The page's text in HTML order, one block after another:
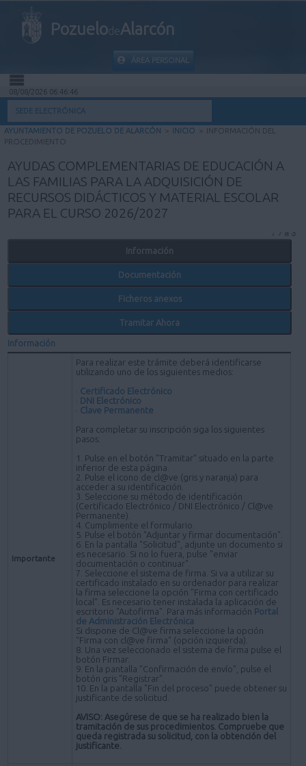
PozuelodeAlarcón
ÁREA PERSONAL
INICIO
INFORMACIÓN PÚBLICA
MI CARPETA
INFORMACIÓN MUNICIPAL
AYUDA
08/08/2026 06:46:46
SEDE ELECTRÓNICA
AYUNTAMIENTO DE POZUELO DE ALARCÓN > INICIO > INFORMACIÓN DEL
PROCEDIMIENTO
AYUDAS COMPLEMENTARIAS DE EDUCACIÓN A
LAS FAMILIAS PARA LA ADQUISICIÓN DE
RECURSOS DIDÁCTICOS Y MATERIAL ESCOLAR
PARA EL CURSO 2026/2027
Información
Documentación
Ficheros anexos
Tramitar Ahora
Información
Importante
Para realizar este trámite deberá identificarse
utilizando uno de los siguientes medios:
· Certificado Electrónico
· DNI Electrónico
· Clave Permanente
Para completar su inscripción siga los siguientes
pasos:
1. Pulse en el botón "Tramitar" situado en la parte
inferior de esta página.
2. Pulse el icono de cl@ve (gris y naranja) para
acceder a su identificación.
3. Seleccione su método de identificación
(Certificado Electrónico / DNI Electrónico / Cl@ve
Permanente).
4. Cumplimente el formulario.
5. Pulse el botón "Adjuntar y firmar documentación".
6. En la pantalla "Solicitud", adjunte un documento si
es necesario. Si no lo fuera, pulse "enviar
documentación o continuar".
7. Seleccione el sistema de firma. Si va a utilizar su
certificado instalado en su ordenador para realizar
la firma seleccione la opción "Firma con certificado
local". Es necesario tener instalada la aplicación de
escritorio "Autofirma". Para más información Portal
de Administración Electrónica
Si dispone de Cl@ve firma seleccione la opción
"Firma con cl@ve firma" (opción izquierda).
8. Una vez seleccionado el sistema de firma pulse el
botón Firmar.
9. En la pantalla "Confirmación de envío", pulse el
botón gris "Registrar".
10. En la pantalla "Fin del proceso" puede obtener su
justificante de solicitud.
AVISO: Asegúrese de que se ha realizado bien la
tramitación de sus procedimientos. Compruebe que
queda registrada su solicitud, con la obtención del
justificante.